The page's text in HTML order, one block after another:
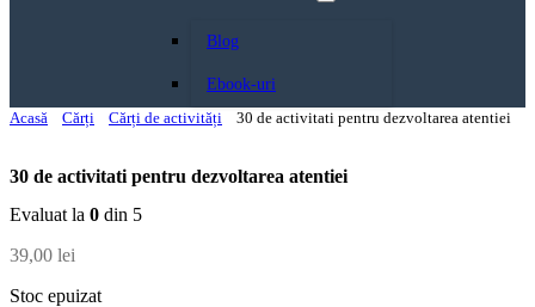
Blog
Ebook-uri
Acasă
Cărți Cărți de activități 30 de activitati pentru dezvoltarea atentiei
30 de activitati pentru dezvoltarea atentiei
Evaluat la 0 din 5
39,00 lei
Stoc epuizat